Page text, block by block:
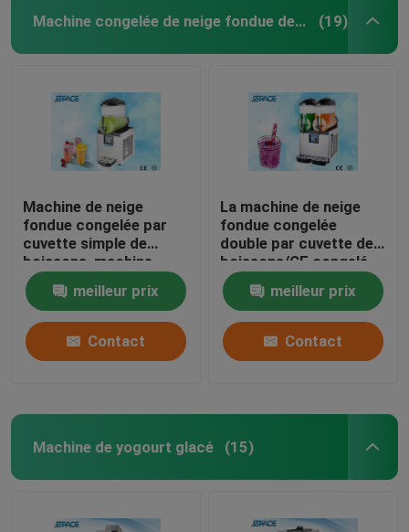
Machine congelée de neige fondue de boissons (19)
Machine de neige
fondue congelée par
cuvette simple de
boissons, machine
professionnelle de
fabricant de Slushie
meilleur prix
Contact
La machine de neige
fondue congelée
double par cuvette de
boissons/CE congelé
de machine de jus a
approuvémeilleur prix
Contact
Machine de yogourt glacé (15)